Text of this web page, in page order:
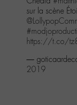
menu
Aller
au
contenu
Aller
recherche
sur la scène
https://t.co/
—
2019